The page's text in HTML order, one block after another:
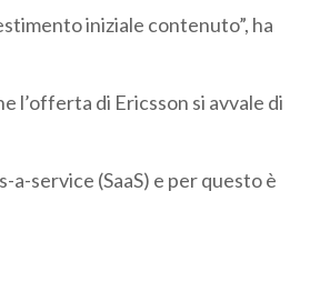
iniziale contenuto”, ha
l’offerta di Ericsson si avvale di
service (SaaS) e per questo è